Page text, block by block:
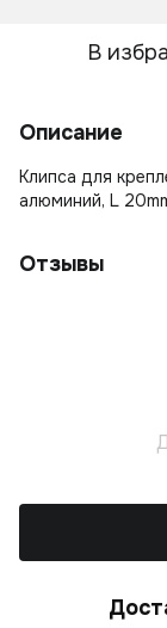
В
Описание
Клипса для
алюминий, L
Отзывы